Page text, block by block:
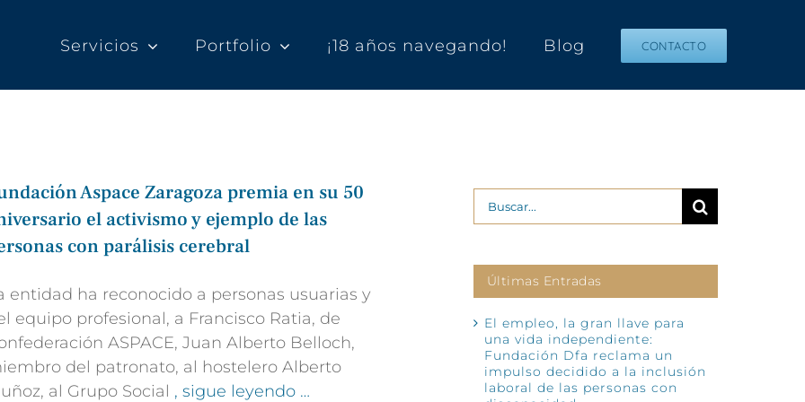
Servicios Portfolio ¡18 años navegando! Blog CONTACTO
Aspace Zaragoza premia en su 50
el activismo y ejemplo de las
con parálisis cerebral
entidad ha reconocido a personas usuarias y
equipo profesional, a Francisco Ratia, de
ASPACE, Juan Alberto Belloch,
del patronato, al hostelero Alberto
al Grupo Social , sigue leyendo …
Buscar:
Últimas Entradas
El empleo, la gran llave para
una vida independiente:
Fundación Dfa reclama un
impulso decidido a la inclusión
laboral de las personas con